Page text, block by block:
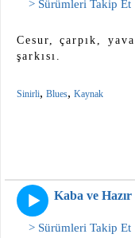
> Sürümleri Takip Et
Cesur, çarpık,
şarkısı.
Sinirli, Blues, Kaynak
Kaba ve Hazır
> Sürümleri Takip Et